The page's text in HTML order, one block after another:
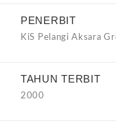
PENERBIT
KiS Pelangi Aksara
TAHUN TERBIT
2000